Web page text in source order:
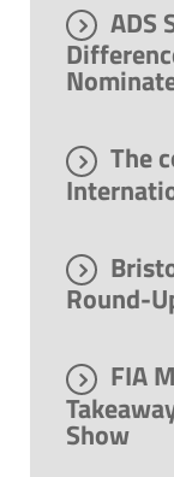
ADS
The
Round-
FIA
Show